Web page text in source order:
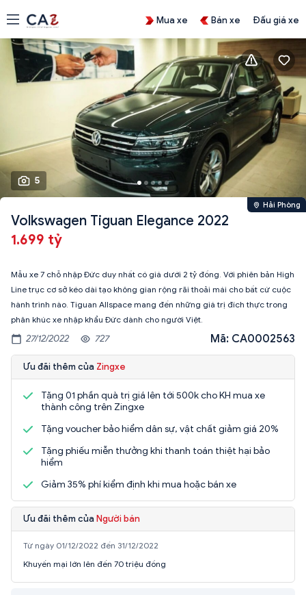
Mua xe Bán xe Đấu giá xe
5
Hải Phòng
Volkswagen Tiguan Elegance 2022
1.699 tỷ
Mẫu xe 7 chỗ nhập Đức duy nhất có giá dưới 2 tỷ đồng. Với phiên bản High
Line trục cơ sở kéo dài tạo không gian rộng rãi thoải mái cho bất cứ cuộc
hành trình nào. Tiguan Allspace mang đến những giá trị đích thực trong
phân khúc xe nhập khẩu Đức dành cho người Việt.
27/12/2022 727 Mã: CA0002563
Ưu đãi thêm của Zingxe
Tặng 01 phần quà trị giá lên tới 500k cho KH mua xe
thành công trên Zingxe
Tặng voucher bảo hiểm dân sự, vật chất giảm giá 20%
Tặng phiếu miễn thưởng khi thanh toán thiệt hại bảo
hiểm
Giảm 35% phí kiểm định khi mua hoặc bán xe
Ưu đãi thêm của Người bán
Từ ngày 01/12/2022 đến 31/12/2022
Khuyến mại lớn lên đến 70 triệu đồng